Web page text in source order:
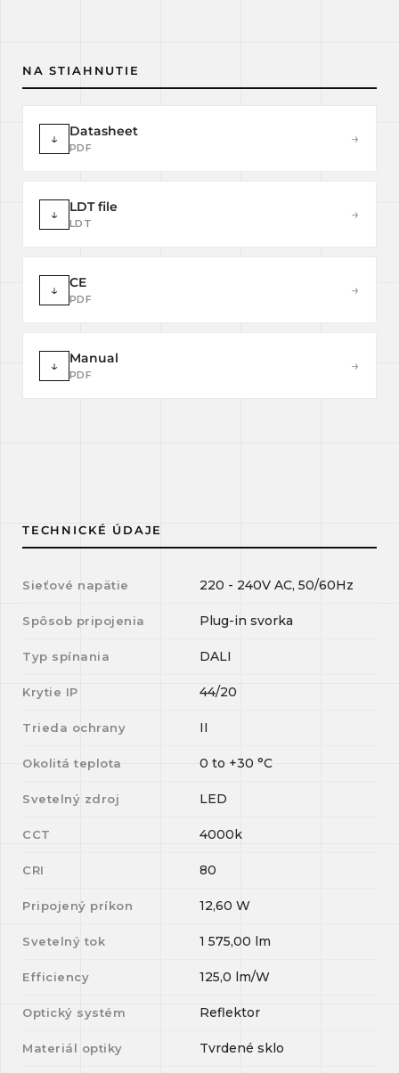
NA STIAHNUTIE
↓ Datasheet
PDF
→
↓ LDT file
LDT
→
↓ CE
PDF
→
↓ Manual
PDF
→
TECHNICKÉ ÚDAJE
Sieťové napätie 220 - 240V AC, 50/60Hz
Spôsob pripojenia Plug-in svorka
Typ spínania DALI
Krytie IP 44/20
Trieda ochrany II
Okolitá teplota 0 to +30 °C
Svetelný zdroj LED
CCT 4000k
CRI 80
Pripojený príkon 12,60 W
Svetelný tok 1 575,00 lm
Efficiency 125,0 lm/W
Optický systém Reflektor
Materiál optiky Tvrdené sklo